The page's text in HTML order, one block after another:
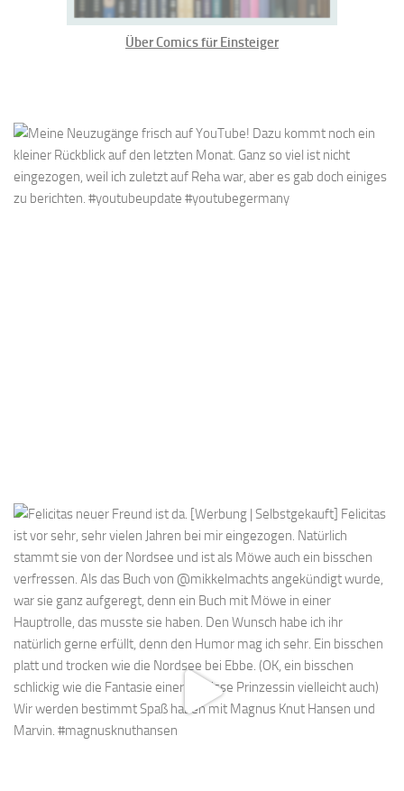
Über Comics für Einsteiger